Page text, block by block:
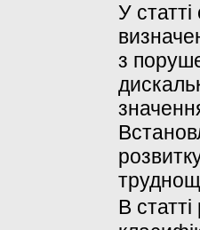
У
з
В